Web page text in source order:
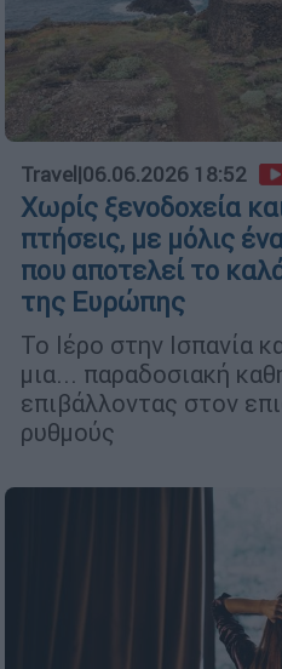
Travel |06.06.2026 18:52
Χωρίς ξενοδοχεία
πτήσεις, με μόλις
που αποτελεί το
της Ευρώπης
Το Ιέρο στην Ισπανία
μια... παραδοσιακή
επιβάλλοντας στον
ρυθμούς